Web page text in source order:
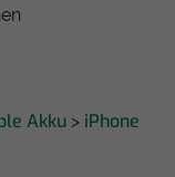
Akku > iPhone